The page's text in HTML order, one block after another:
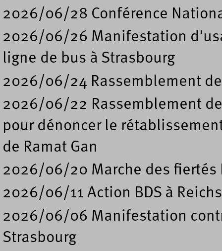
2026/06/28 Conférence
2026/06/26 Manifestation
ligne de bus à Strasbourg
2026/06/24 Rassemblement
2026/06/22 Rassemblement
pour dénoncer le
de Ramat Gan
2026/06/20 Marche des fiertés
2026/06/11 Action BDS à
2026/06/06 Manifestation
Strasbourg